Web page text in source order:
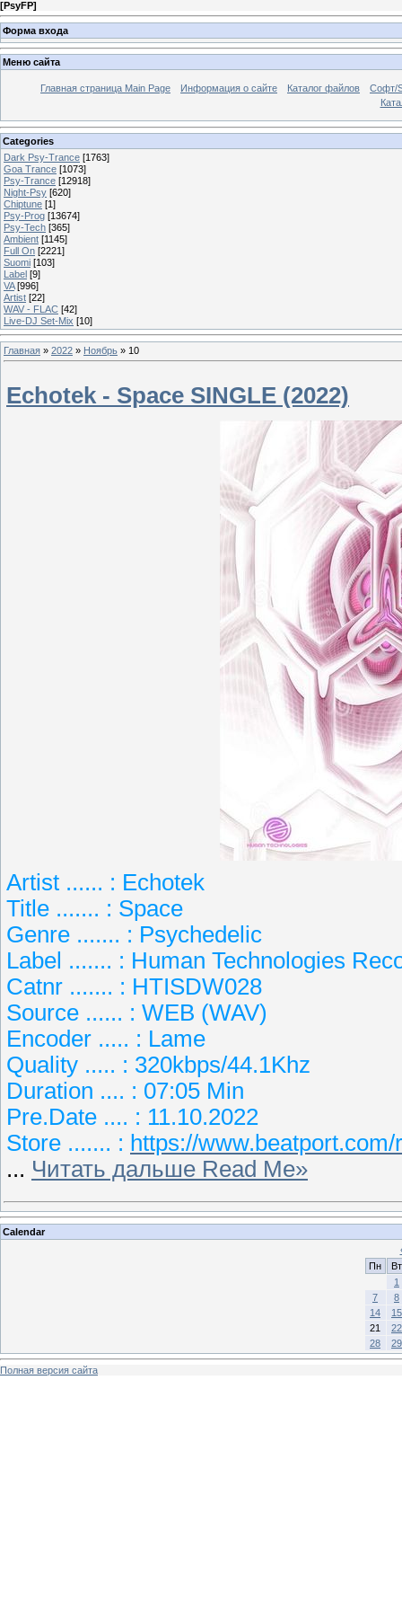
[PsyFP]
Форма входа
Меню сайта
Главная страница Main Page Информация о сайте Каталог файлов
Софт/
Categories
Dark Psy-Trance [1763]
Goa Trance [1073]
Psy-Trance [12918]
Night-Psy [620]
Chiptune [1]
Psy-Prog [13674]
Psy-Tech [365]
Ambient [1145]
Full On [2221]
Suomi [103]
Label [9]
VA [996]
Artist [22]
WAV - FLAC [42]
Live-DJ Set-Mix [10]
Главная » 2022 » Ноябрь » 10
Echotek - Space SINGLE (2022)
Artist ...... : Echotek
Title ....... : Space
Genre ....... : Psychedelic
Label ....... : Human Technologies
Catnr ....... : HTISDW028
Source ...... : WEB (WAV)
Encoder ..... : Lame
Quality ..... : 320kbps/44.1Khz
Duration .... : 07:05 Min
Pre.Date .... : 11.10.2022
Store ....... : https://
... Читать дальше Read Me»
Calendar
Пн
Вт
1
7
8
14
15
21
22
28
29
Полная версия сайта